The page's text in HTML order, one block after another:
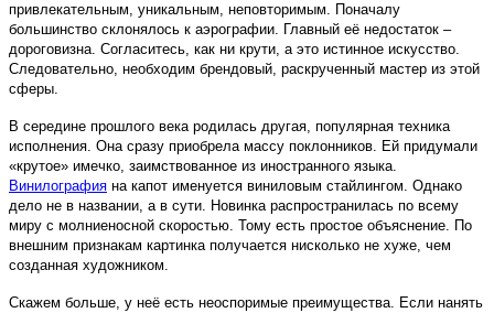
привлекательным, уникальным, неповторимым. Поначалу
большинство склонялось к аэрографии. Главный её недостаток –
дороговизна. Согласитесь, как ни крути, а это истинное искусство.
Следовательно, необходим брендовый, раскрученный мастер из этой
сферы.
В середине прошлого века родилась другая, популярная техника
исполнения. Она сразу приобрела массу поклонников. Ей придумали
«крутое» имечко, заимствованное из иностранного языка.
Винилография на капот именуется виниловым стайлингом. Однако
дело не в названии, а в сути. Новинка распространилась по всему
миру с молниеносной скоростью. Тому есть простое объяснение. По
внешним признакам картинка получается нисколько не хуже, чем
созданная художником.
Скажем больше, у неё есть неоспоримые преимущества. Если нанять